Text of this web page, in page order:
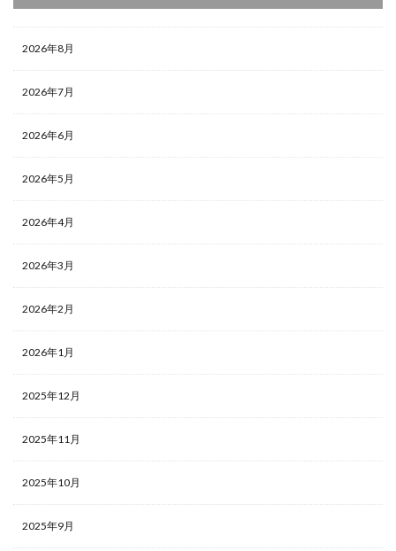
2026年8月
2026年7月
2026年6月
2026年5月
2026年4月
2026年3月
2026年2月
2026年1月
2025年12月
2025年11月
2025年10月
2025年9月